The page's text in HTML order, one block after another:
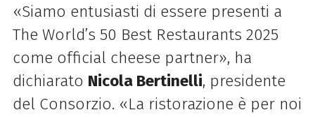
«Siamo entusiasti di essere presenti a
The World’s 50 Best Restaurants 2025
come official cheese partner», ha
dichiarato Nicola Bertinelli, presidente
del Consorzio. «La ristorazione è per noi